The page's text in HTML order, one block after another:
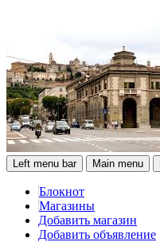
Left menu bar Main menu
Блокнот
Магазины
Добавить магазин
Добавить объявление